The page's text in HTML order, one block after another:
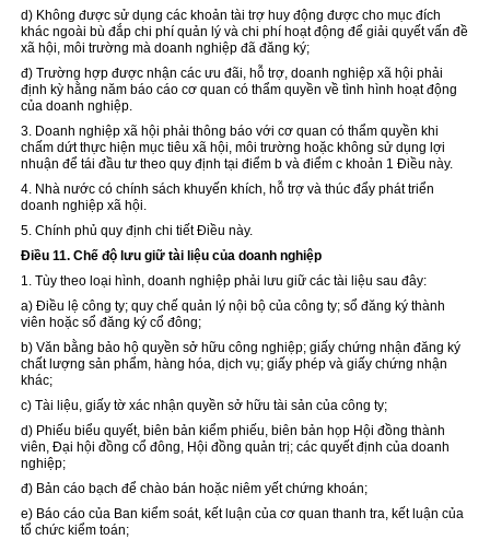
d) Không được sử dụng các khoản tài trợ huy động được cho mục đích
khác ngoài bù đắp chi phí quản lý và chi phí hoạt động để giải quyết vấn đề
xã hội, môi trường mà doanh nghiệp đã đăng ký;
đ) Trường hợp được nhận các ưu đãi, hỗ trợ, doanh nghiệp xã hội phải
định kỳ hằng năm báo cáo cơ quan có thẩm quyền về tình hình hoạt động
của doanh nghiệp.
3. Doanh nghiệp xã hội phải thông báo với cơ quan có thẩm quyền khi
chấm dứt thực hiện mục tiêu xã hội, môi trường hoặc không sử dụng lợi
nhuận để tái đầu tư theo quy định tại điểm b và điểm c khoản 1 Điều này.
4. Nhà nước có chính sách khuyến khích, hỗ trợ và thúc đẩy phát triển
doanh nghiệp xã hội.
5. Chính phủ quy định chi tiết Điều này.
Điều 11. Chế độ lưu giữ tài liệu của doanh nghiệp
1. Tùy theo loại hình, doanh nghiệp phải lưu giữ các tài liệu sau đây:
a) Điều lệ công ty; quy chế quản lý nội bộ của công ty; sổ đăng ký thành
viên hoặc sổ đăng ký cổ đông;
b) Văn bằng bảo hộ quyền sở hữu công nghiệp; giấy chứng nhận đăng ký
chất lượng sản phẩm, hàng hóa, dịch vụ; giấy phép và giấy chứng nhận
khác;
c) Tài liệu, giấy tờ xác nhận quyền sở hữu tài sản của công ty;
d) Phiếu biểu quyết, biên bản kiểm phiếu, biên bản họp Hội đồng thành
viên, Đại hội đồng cổ đông, Hội đồng quản trị; các quyết định của doanh
nghiệp;
đ) Bản cáo bạch để chào bán hoặc niêm yết chứng khoán;
e) Báo cáo của Ban kiểm soát, kết luận của cơ quan thanh tra, kết luận của
tổ chức kiểm toán;